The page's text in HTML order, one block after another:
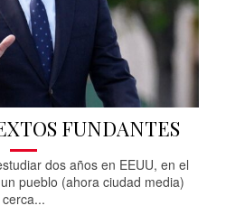
FUNDANTES
dos años en EEUU, en el
pueblo (ahora ciudad media)
cerca...